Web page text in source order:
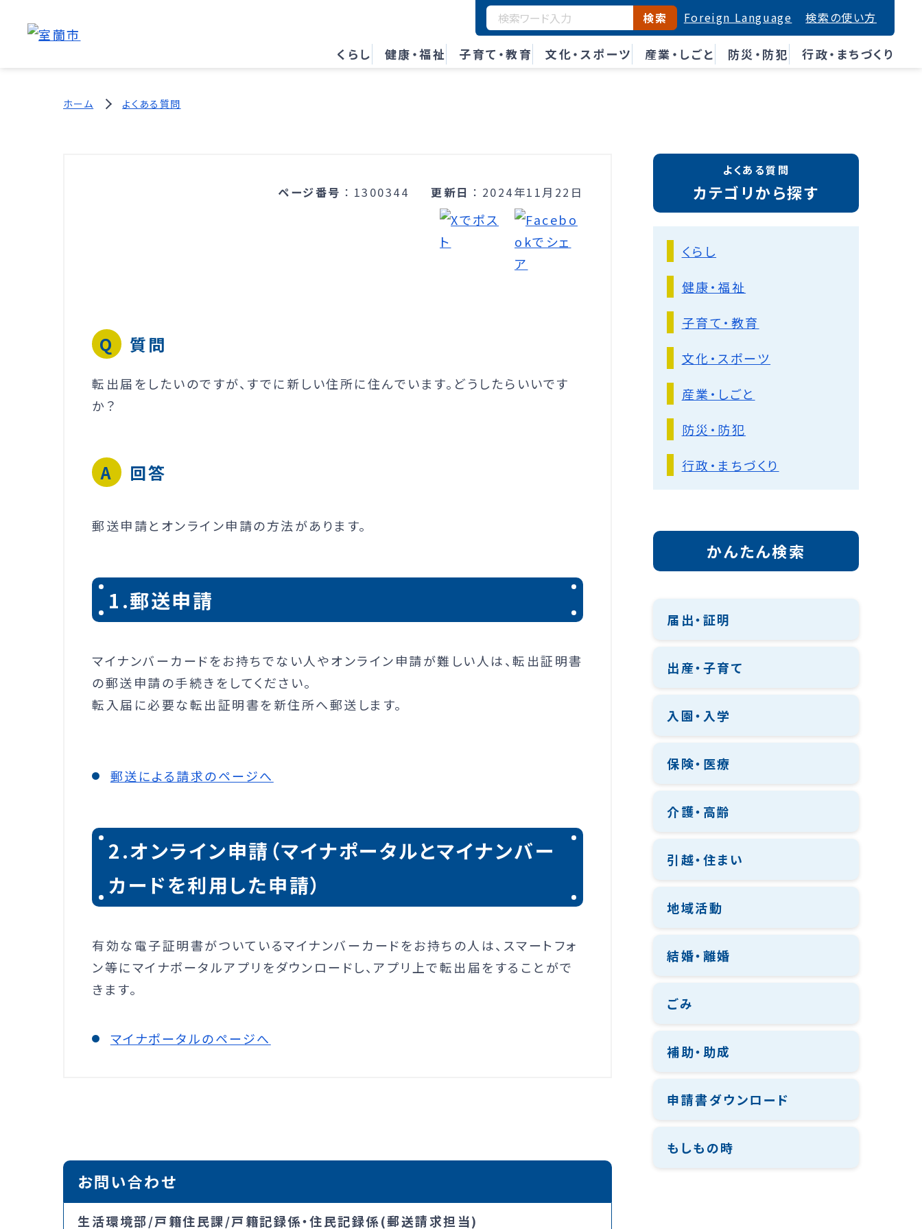
くらし 健康・福祉 子育て・教育 文化・スポーツ 産業・しごと 防災・防犯 行政・まちづくり
検索 Foreign Language 検索の使い方
ホーム よくある質問
ページ番号 1300344 更新日 2024年11月22日
質問
転出届をしたいのですが、すでに新しい住所に住んでいます。どうしたらいいです
か？
回答
郵送申請とオンライン申請の方法があります。
1.郵送申請
マイナンバーカードをお持ちでない人やオンライン申請が難しい人は、転出証明書
の郵送申請の手続きをしてください。
転入届に必要な転出証明書を新住所へ郵送します。
郵送による請求のページへ
2.オンライン申請（マイナポータルとマイナンバー
カードを利用した申請）
有効な電子証明書がついているマイナンバーカードをお持ちの人は、スマートフォ
ン等にマイナポータルアプリをダウンロードし、アプリ上で転出届をすることがで
きます。
マイナポータルのページへ
お問い合わせ
生活環境部/戸籍住民課/戸籍記録係・住民記録係(郵送請求担当)
よくある質問
カテゴリから探す
くらし
健康・福祉
子育て・教育
文化・スポーツ
産業・しごと
防災・防犯
行政・まちづくり
かんたん検索
届出・証明
出産・子育て
入園・入学
保険・医療
介護・高齢
引越・住まい
地域活動
結婚・離婚
ごみ
補助・助成
申請書ダウンロード
もしもの時